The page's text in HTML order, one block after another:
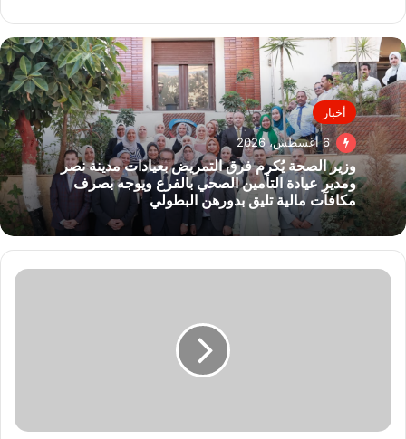
أخبار
6 أغسطس، 2026
وزير الصحة يُكرم فرق التمريض بعيادات مدينة نصر
ومدير عيادة التأمين الصحي بالفرع ويوجه بصرف
مكافآت مالية تليق بدورهن البطولي
فتاوى
بعد